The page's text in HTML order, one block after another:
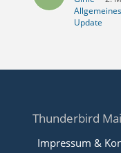
Update
Thunderbird
Impressum &